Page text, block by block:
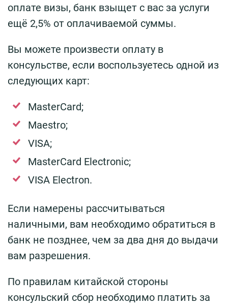
оплате визы, банк взыщет с вас за услуги
ещё 2,5% от оплачиваемой суммы.
Вы можете произвести оплату в
консульстве, если воспользуетесь одной из
следующих карт:
MasterCard;
Maestro;
VISA;
MasterCard Electronic;
VISA Electron.
Если намерены рассчитываться
наличными, вам необходимо обратиться в
банк не позднее, чем за два дня до выдачи
вам разрешения.
По правилам китайской стороны
консульский сбор необходимо платить за